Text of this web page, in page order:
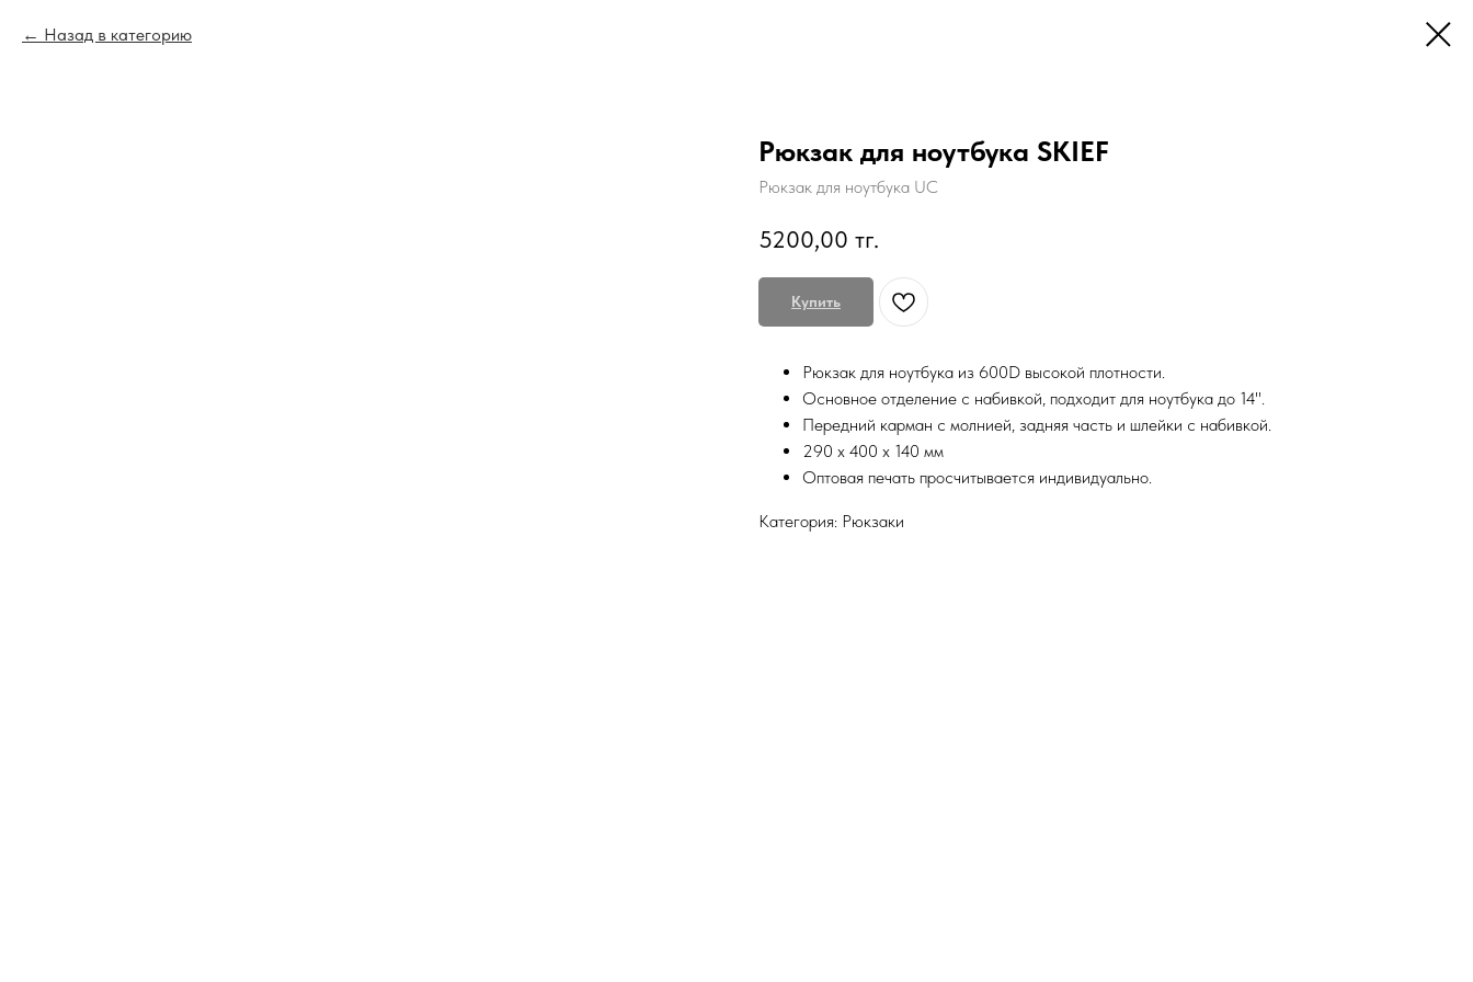
Назад в категорию
Рюкзак для ноутбука SKIEF
Рюкзак для ноутбука UC
5200,00 тг.
Купить
Рюкзак для ноутбука из 600D высокой плотности.
Основное отделение с набивкой, подходит для ноутбука до 14''.
Передний карман с молнией, задняя часть и шлейки с набивкой.
290 x 400 x 140 мм
Оптовая печать просчитывается индивидуально.
Категория: Рюкзаки